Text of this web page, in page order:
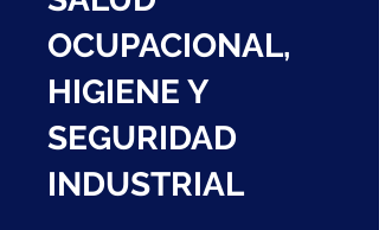
OCUPACIONAL,
HIGIENE Y
SEGURIDAD
INDUSTRIAL